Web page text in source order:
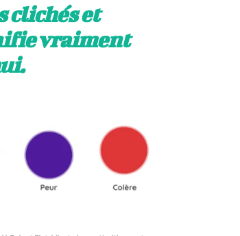
clichés et
vraiment